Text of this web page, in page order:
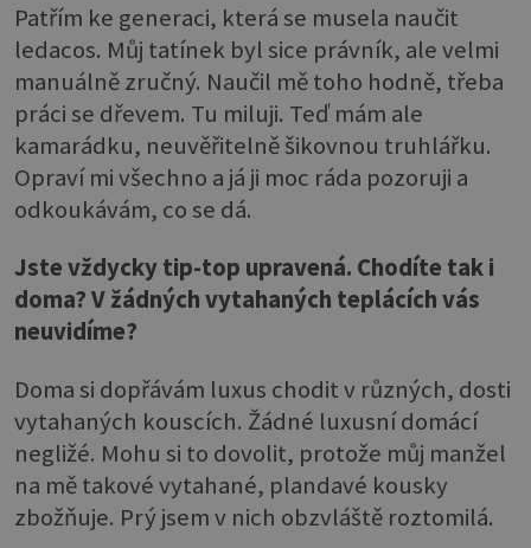
Patřím ke generaci, která se musela naučit
ledacos. Můj tatínek byl sice právník, ale velmi
manuálně zručný. Naučil mě toho hodně, třeba
práci se dřevem. Tu miluji. Teď mám ale
kamarádku, neuvěřitelně šikovnou truhlářku.
Opraví mi všechno a já ji moc ráda pozoruji a
odkoukávám, co se dá.
Jste vždycky tip-top upravená. Chodíte tak i
doma? V žádných vytahaných teplácích vás
neuvidíme?
Doma si dopřávám luxus chodit v různých, dosti
vytahaných kouscích. Žádné luxusní domácí
negližé. Mohu si to dovolit, protože můj manžel
na mě takové vytahané, plandavé kousky
zbožňuje. Prý jsem v nich obzvláště roztomilá.